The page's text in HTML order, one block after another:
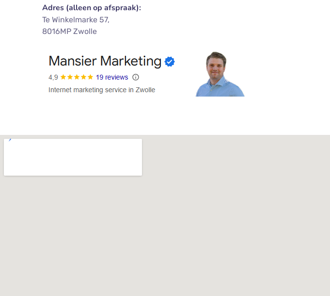
Adres (alleen op afspraak):
Te Winkelmarke 57,
8016MP Zwolle